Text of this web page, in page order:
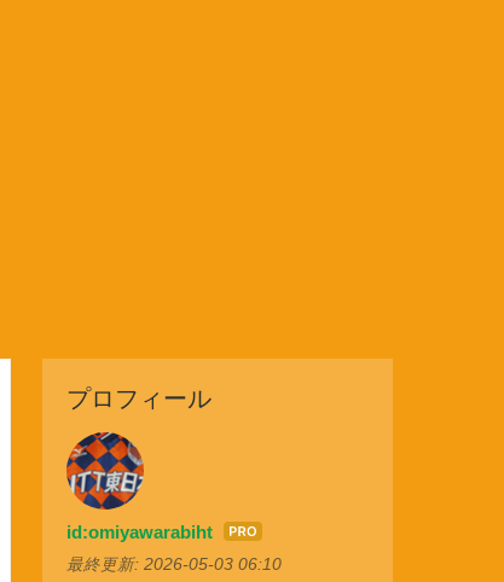
プロフィール
id:omiyawarabiht はて
なブ
最終更新: 2026-05-03 06:10